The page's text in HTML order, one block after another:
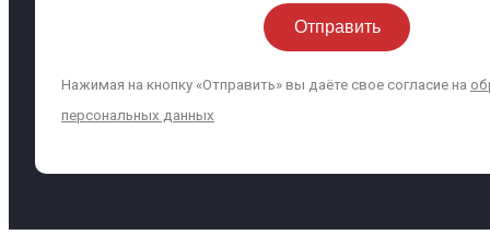
Нажимая на кнопку «Отправить» вы даёте свое согласие на
персональных данных